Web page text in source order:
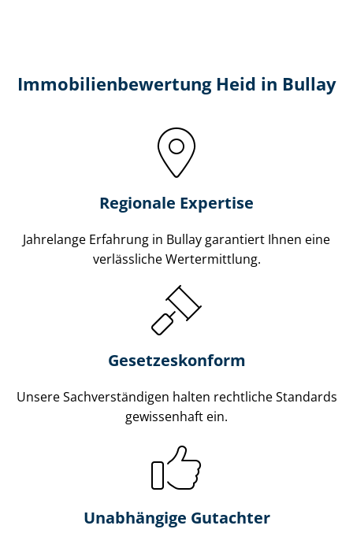
Immobilien­bewertung Heid in Bullay
Regionale Expertise
Jahrelange Erfahrung in Bullay garantiert Ihnen eine
verlässliche Wertermittlung.
Gesetzes­konform
Unsere Sach­ver­stän­di­gen halten rechtliche Standards
gewissenhaft ein.
Unabhängige Gutachter